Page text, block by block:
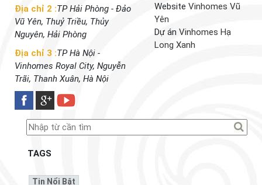
Địa chỉ 2 :TP Hải Phòng - Đảo
Vũ Yên, Thuỷ Triều, Thủy
Nguyên, Hải Phòng
Địa chỉ 3 :TP Hà Nội -
Vinhomes Royal City, Nguyễn
Trãi, Thanh Xuân, Hà Nội
Website Vinhomes Vũ
Yên
Dự án Vinhomes Hạ
Long Xanh
TAGS
Tin Nổi Bật